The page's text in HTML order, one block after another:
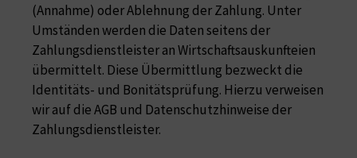
(Annahme) oder Ablehnung der Zahlung. Unter
Umständen werden die Daten seitens der
Zahlungsdienstleister an Wirtschaftsauskunfteien
übermittelt. Diese Übermittlung bezweckt die
Identitäts- und Bonitätsprüfung. Hierzu verweisen
wir auf die AGB und Datenschutzhinweise der
Zahlungsdienstleister.